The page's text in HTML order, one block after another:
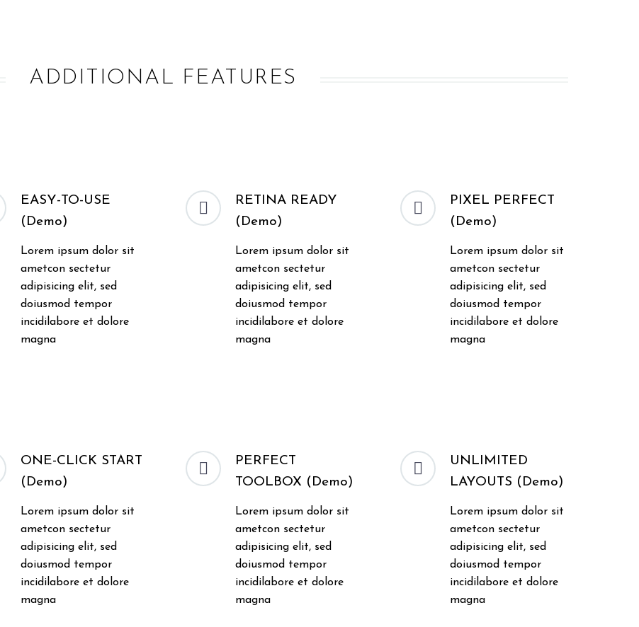
ADDITIONAL FEATURES
EASY-TO-USE
(Demo)
Lorem ipsum dolor sit
ametcon sectetur
adipisicing elit, sed
doiusmod tempor
incidilabore et dolore
magna


RETINA READY
(Demo)
Lorem ipsum dolor sit
ametcon sectetur
adipisicing elit, sed
doiusmod tempor
incidilabore et dolore
magna


PIXEL PERFECT
(Demo)
Lorem ipsum dolor sit
ametcon sectetur
adipisicing elit, sed
doiusmod tempor
incidilabore et dolore
magna
ONE-CLICK START
(Demo)
Lorem ipsum dolor sit
ametcon sectetur
adipisicing elit, sed
doiusmod tempor
incidilabore et dolore
magna


PERFECT
TOOLBOX (Demo)
Lorem ipsum dolor sit
ametcon sectetur
adipisicing elit, sed
doiusmod tempor
incidilabore et dolore
magna


UNLIMITED
LAYOUTS (Demo)
Lorem ipsum dolor sit
ametcon sectetur
adipisicing elit, sed
doiusmod tempor
incidilabore et dolore
magna